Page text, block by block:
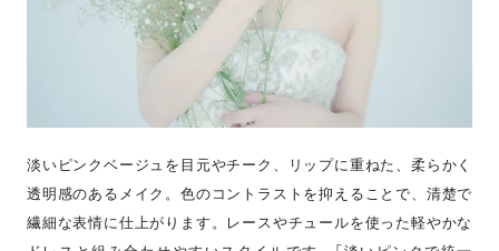
淡いピンクベージュを目元やチーク、リップに重ねた、柔らかく
透明感のあるメイク。色のコントラストを抑えることで、清楚で
繊細な表情に仕上がります。レースやチュールを使った軽やかな